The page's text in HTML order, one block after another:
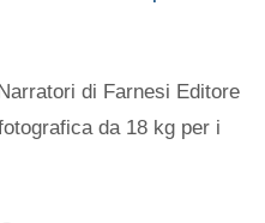
di Farnesi Editore
da 18 kg per i